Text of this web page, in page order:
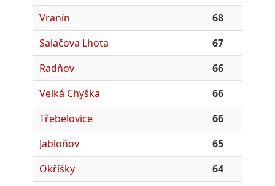
Vranín
68
Salačova Lhota
67
Radňov
66
Velká Chyška
66
Třebelovice
66
Jabloňov
65
Okříšky
64